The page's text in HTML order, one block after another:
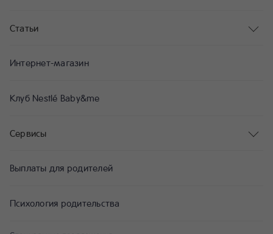
Статьи
Интернет-магазин
Клуб Nestlé Baby&me
Сервисы
Выплаты для родителей
Психология родительства